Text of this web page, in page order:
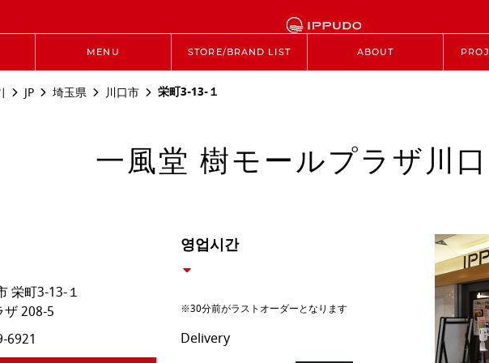
MENU STORE/BRAND LIST ABOUT
JP 埼玉県 川口市 栄町3-13-１
一風堂 樹モールプラザ川
栄町3-13-１
208-5
6921
영업시간
※30分前がラストオーダーとなります
Delivery